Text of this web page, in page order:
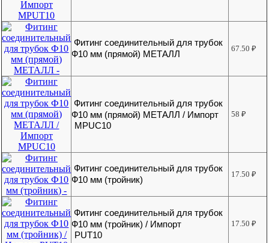
Фитинг соединительный для трубок
Ф10 мм (прямой) МЕТАЛЛ
67.50₽
Фитинг соединительный для трубок
Ф10 мм (прямой) МЕТАЛЛ / Импорт
MPUC10
58₽
Фитинг соединительный для трубок
Ф10 мм (тройник)
17.50₽
Фитинг соединительный для трубок
Ф10 мм (тройник) / Импорт
PUT10
17.50₽